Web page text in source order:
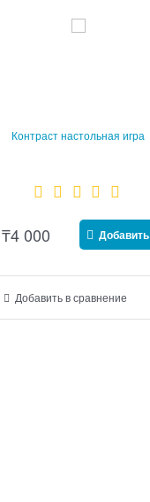
Контраст настольная игра
₸4 000 Добавить
Добавить в сравнение